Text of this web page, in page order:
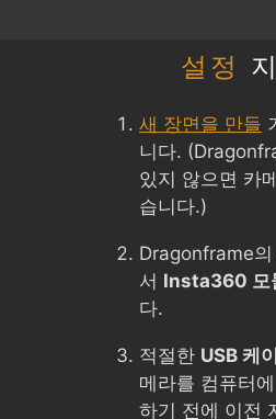
설정
새 장면을 만들
니다.
있지 않으면 카
습니다.)
Dragonframe의
서 Insta360 모
다.
적절한 USB 케
메라를 컴퓨터
하기 전에 이전